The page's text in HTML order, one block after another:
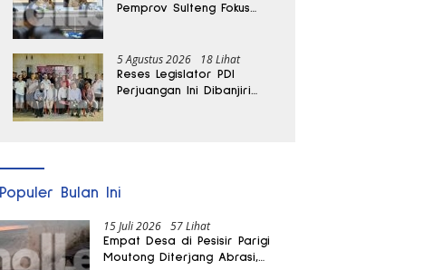
Pemprov Sulteng Fokus
5 Agustus 2026 18 Lihat
Reses Legislator PDI
Perjuangan Ini Dibanjiri
Populer Bulan Ini
15 Juli 2026 57 Lihat
Empat Desa di Pesisir Parigi
Moutong Diterjang Abrasi,